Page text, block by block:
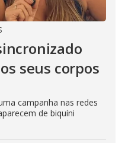
seus corpos
campanha nas redes
de biquíni